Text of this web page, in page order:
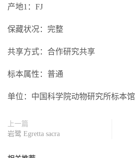
产地1：FJ
保藏状况：完整
共享方式：合作研究共享
标本属性：普通
单位：中国科学院动物研究所标本馆
上一篇
岩鹭 Egretta sacra